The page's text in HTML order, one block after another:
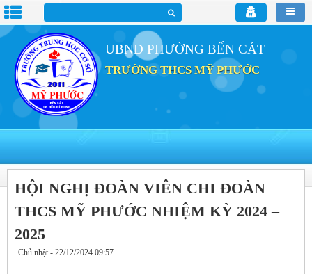
UBND PHƯỜNG BẾN CÁT
TRƯỜNG THCS MỸ PHƯỚC
HỘI NGHỊ ĐOÀN VIÊN CHI ĐOÀN
THCS MỸ PHƯỚC NHIỆM KỲ 2024 –
2025
Chủ nhật - 22/12/2024 09:57